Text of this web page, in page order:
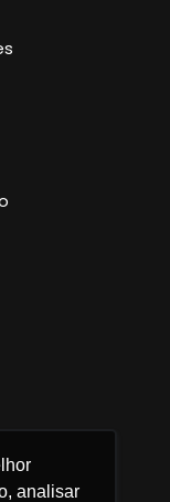
analisar